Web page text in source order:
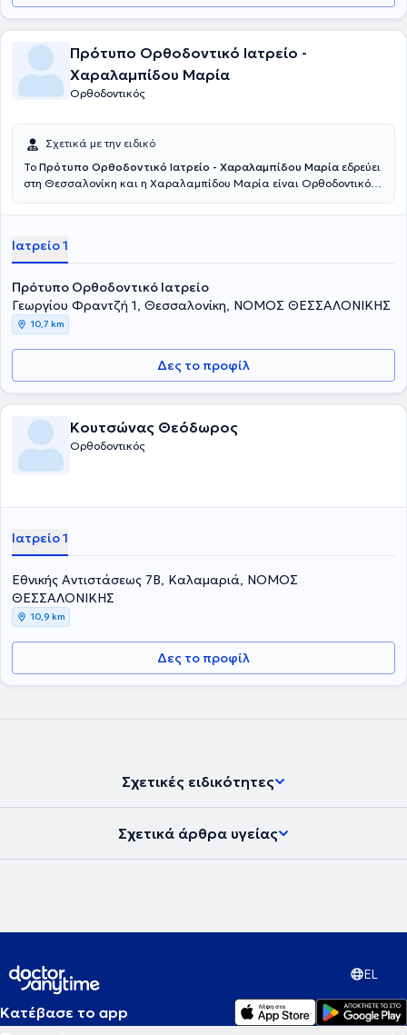
Πρότυπο Ορθοδοντικό Ιατρείο -
Χαραλαμπίδου Μαρία
Ορθοδοντικός
Σχετικά με την ειδικό
Το Πρότυπο Ορθοδοντικό Ιατρείο - Χαραλαμπίδου Μαρία εδρεύει
στη Θεσσαλονίκη και η Χαραλαμπίδου Μαρία είναι Ορθοδοντικός.
Αριστοτελείου Πανεπιστημίου Θεσσαλονίκης και ειδικεύτηκε στην
Επιπλέον, παρακολούθησε μεταπτυχιακό πρόγραμμα στην
Οδοντολογία από το Πανεπιστήμιο του Γκέτεμποργκ της Σουηδίας
και στην Προληπτική και Κοινωνική Οδοντιατρική με κλινική έμφαση
στην Παιδοδοντία, στην Οδοντιατρική Σχολή του Αριστοτελείου
Πανεπιστημίου Θεσσαλονίκης. Έχει διατελέσει Κλινικός Συνεργάτης
σε Οδοντιατρική Κλινική στη Νορβηγία και οδοντίατρος στο
οδοντιατρικό τμήμα του Γενικού Νοσοκομείου Θεσσαλονίκης
"Ιπποκράτειο". Έχει δημοσιεύσει άρθρα στο Acta Odontologica
Scandinavica, στο Gerodontology και έχει πραγματοποιήσει
Ελληνικής Ομοσπονδίας Γναθοπροσωπικής Μελέτης και Έρευνας,
της Παγκόσμιας Ομοσπονδίας Ορθοδοντικών, καθώς και του
Ευρωπαϊκού και Νορβηγικού Ορθοδοντικού Συλλόγου.
Ιατρείο 1
Πρότυπο Ορθοδοντικό Ιατρείο
Γεωργίου Φραντζή 1, Θεσσαλονίκη, ΝΟΜΟΣ ΘΕΣΣΑΛΟΝΙΚΗΣ
10,7 km
Δες το προφίλ
Κουτσώνας Θεόδωρος
Ορθοδοντικός
Ιατρείο 1
Εθνικής Αντιστάσεως 7Β, Καλαμαριά, ΝΟΜΟΣ
ΘΕΣΣΑΛΟΝΙΚΗΣ
10,9 km
Δες το προφίλ
Σχετικές ειδικότητες
Σχετικά άρθρα υγείας
EL
Κατέβασε το app